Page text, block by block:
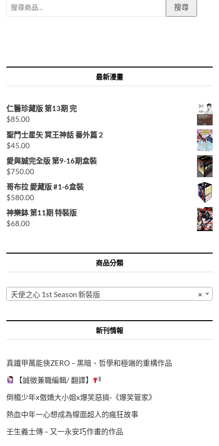
搜尋
最新漫畫
仁醫珍藏版 第13期 完
$85.00
聖鬥士星矢 冥王神話 番外篇 2
$45.00
愛與誠完全版 第9-16期盒裝
$750.00
哥布拉 愛藏版 #1-6盒裝
$580.00
神樂鉢 第11期 特裝版
$68.00
商品分類
×
天使之心 1st Season 新裝版
新刊情報
真鐵甲萬能俠ZERO – 黑暗、哲學和極端的重構作品
【誠徵兼職編輯/ 翻譯】
倒楣少年x傲嬌大小姐x爆笑惡搞-《爆笑管家》
熱血中年一心想成為幪面超人的瘋狂故事
壬生義士傳 – 又一永安巧作畫的作品